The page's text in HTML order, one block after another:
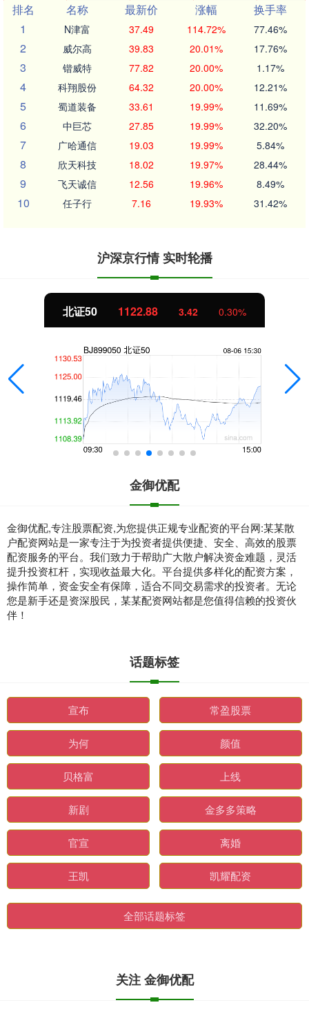
排名
名称 最新价 涨幅
换手率
1
N津富 37.49 114.72% 77.46%
2 威尔高 39.83 20.01% 17.76%
3 锴威特 77.82 20.00% 1.17%
4 科翔股份 64.32 20.00% 12.21%
5 蜀道装备 33.61 19.99% 11.69%
6 中巨芯 27.85 19.99% 32.20%
7 广哈通信 19.03 19.99% 5.84%
8 欣天科技 18.02 19.97% 28.44%
9 飞天诚信 12.56 19.96% 8.49%
10 任子行 7.16 19.93% 31.42%
沪深京行情 实时轮播
北证50 1122.88 3.42 0.30%
金御优配
金御优配,专注股票配资,为您提供正规专业配资的平台网:某某散
户配资网站是一家专注于为投资者提供便捷、安全、高效的股票
配资服务的平台。我们致力于帮助广大散户解决资金难题，灵活
提升投资杠杆，实现收益最大化。平台提供多样化的配资方案，
操作简单，资金安全有保障，适合不同交易需求的投资者。无论
您是新手还是资深股民，某某配资网站都是您值得信赖的投资伙
伴！
话题标签
宣布 常盈股票
为何 颜值
贝格富 上线
新剧 金多多策略
官宣 离婚
王凯 凯耀配资
全部话题标签
关注 金御优配